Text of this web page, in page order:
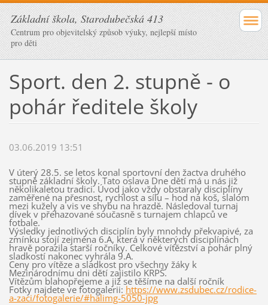
Základní škola, Starodubečská 413
Centrum pro objevitelský způsob výuky, nejlepší místo
pro děti
Sport. den 2. stupně - o
pohár ředitele školy
03.06.2019 13:51
V úterý 28.5. se letos konal sportovní den žactva druhého
stupně základní školy. Tato oslava Dne dětí má u nás již
několikaletou tradici. Úvod jako vždy obstaraly disciplíny
zaměřené na přesnost, rychlost a sílu – hod na koš, slalom
mezi kužely a vis ve shybu na hrazdě. Následoval turnaj
dívek v přehazované současně s turnajem chlapců ve
fotbale.
Výsledky jednotlivých disciplín byly mnohdy překvapivé, za
zmínku stojí zejména 6.A, která v některých disciplínách
hravě porazila starší ročníky. Celkové vítězství a pohár plný
sladkostí nakonec vyhrála 9.A.
Ceny pro vítěze a sladkost pro všechny žáky k
Mezinárodnímu dni dětí zajistilo KRPŠ.
Vítězům blahopřejeme a již se těšíme na další ročník
Fotky najdete ve fotogalerii: https://www.zsdubec.cz/rodice-
a-zaci/fotogalerie/#halimg-5050-jpg